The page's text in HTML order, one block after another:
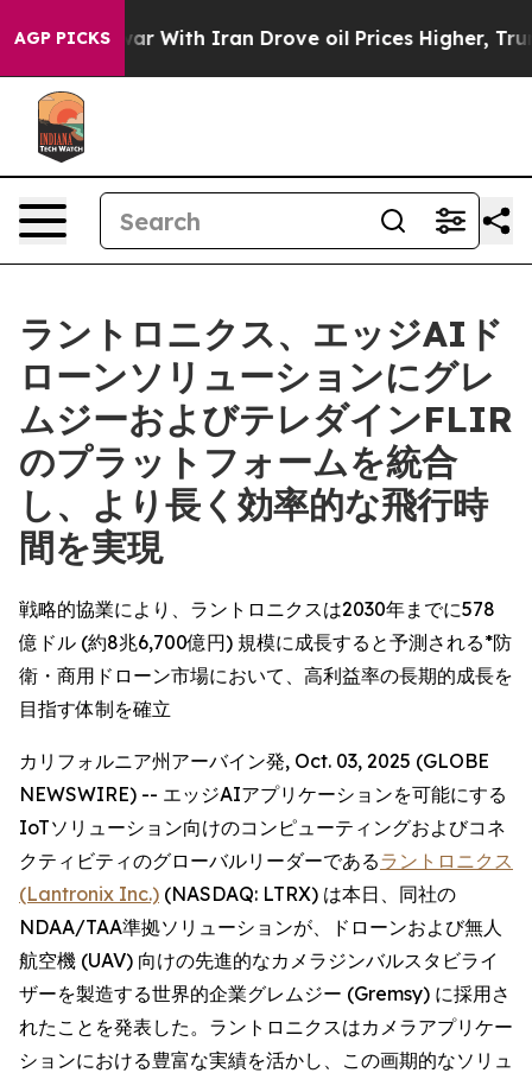
AGP PICKS
war With Iran Drove oil Prices Higher, Trump
ラントロニクス、エッジAIド
ローンソリューションにグレ
ムジーおよびテレダインFLIR
のプラットフォームを統合
し、より長く効率的な飛行時
間を実現
戦略的協業により、ラントロニクスは2030年までに578
億ドル (約8兆6,700億円) 規模に成長すると予測される*防
衛・商用ドローン市場において、高利益率の長期的成長を
目指す体制を確立
カリフォルニア州アーバイン発, Oct. 03, 2025 (GLOBE
NEWSWIRE) -- エッジAIアプリケーションを可能にする
IoTソリューション向けのコンピューティングおよびコネ
クティビティのグローバルリーダーであるラントロニクス
(Lantronix Inc.) (NASDAQ: LTRX) は本日、同社の
NDAA/TAA準拠ソリューションが、ドローンおよび無人
航空機 (UAV) 向けの先進的なカメラジンバルスタビライ
ザーを製造する世界的企業グレムジー (Gremsy) に採用さ
れたことを発表した。ラントロニクスはカメラアプリケー
ションにおける豊富な実績を活かし、この画期的なソリュ